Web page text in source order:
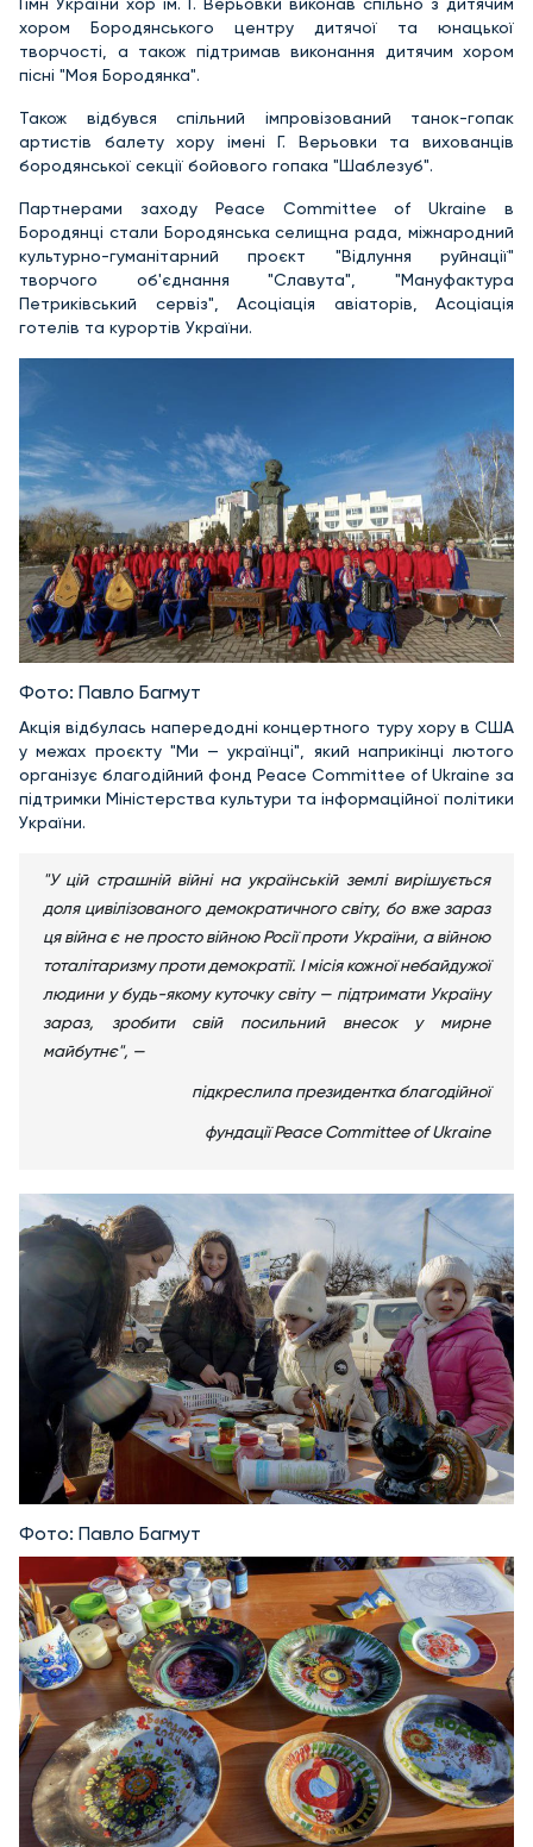
хором Бородянського центру дитячої та юнацької
творчості, а також підтримав виконання дитячим хором
пісні "Моя Бородянка".
Також відбувся спільний імпровізований танок-гопак
артистів балету хору імені Г. Верьовки та вихованців
бородянської секції бойового гопака "Шаблезуб".
Партнерами заходу Peace Committee of Ukraine в
Бородянці стали Бородянська селищна рада, міжнародний
культурно-гуманітарний проєкт "Відлуння руйнації"
творчого об'єднання "Славута", "Мануфактура
Петриківський сервіз", Асоціація авіаторів, Асоціація
готелів та курортів України.
Фото: Павло Багмут
Акція відбулась напередодні концертного туру хору в США
у межах проєкту "Ми — українці", який наприкінці лютого
організує благодійний фонд Peace Committee of Ukraine за
підтримки Міністерства культури та інформаційної політики
України.
"У цій страшній війні на українській землі вирішується
доля цивілізованого демократичного світу, бо вже зараз
ця війна є не просто війною Росії проти України, а війною
тоталітаризму проти демократії. І місія кожної небайдужої
людини у будь-якому куточку світу — підтримати Україну
зараз, зробити свій посильний внесок у мирне
майбутнє", —
підкреслила президентка благодійної
фундації Peace Committee of Ukraine
Фото: Павло Багмут